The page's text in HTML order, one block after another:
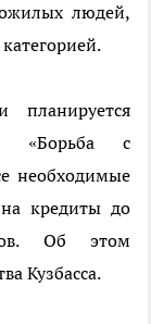
людей,
планируется
«Борьба с
необходимые
на кредиты до
Об этом
Кузбасса.